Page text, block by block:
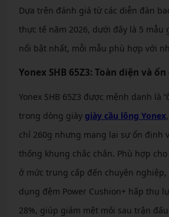
Dựa trên đánh giá từ các diễn đàn
thực tế năm 2026, dưới đây là 5 mẫu
nổi bật nhất, mỗi mẫu phù hợp với
Yonex SHB 65Z3: Toàn diện và
Yonex SHB 65Z3 được mệnh danh là
trong dòng giày giày cầu lông Yonex
chỉ 260g nhưng mang lại sự ổn định
thống khung chắc chắn. Phù hợp
ở mức trung cấp đến chuyên nghiệp,
dụng đệm Power Cushion+ hấp thụ
28%, giúp giảm mệt mỏi sau trận